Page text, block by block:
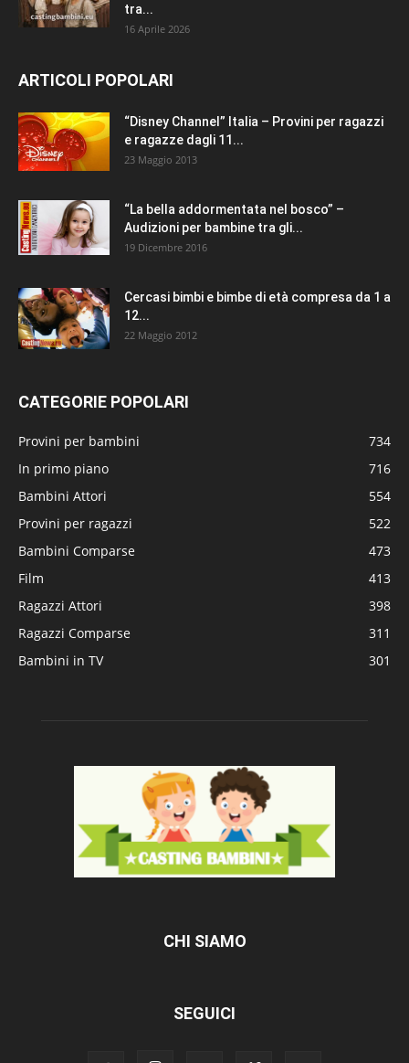
tra...
16 Aprile 2026
ARTICOLI POPOLARI
“Disney Channel” Italia – Provini per ragazzi
e ragazze dagli 11...
23 Maggio 2013
“La bella addormentata nel bosco” –
Audizioni per bambine tra gli...
19 Dicembre 2016
Cercasi bimbi e bimbe di età compresa da 1 a
12...
22 Maggio 2012
CATEGORIE POPOLARI
Provini per bambini
734
In primo piano
716
Bambini Attori
554
Provini per ragazzi
522
Bambini Comparse
473
Film
413
Ragazzi Attori
398
Ragazzi Comparse
311
Bambini in TV
301
CHI SIAMO
SEGUICI